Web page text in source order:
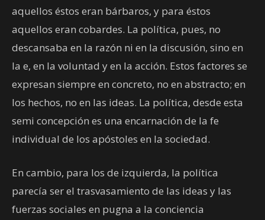
aquellos éstos eran bárbaros, y para éstos
aquellos eran cobardes. La política, pues, no
descansaba en la razón ni en la discusión, sino en
la e, en la voluntad y en la acción. Estos factores se
expresan siempre en concreto, no en abstracto; en
los hechos, no en las ideas. La política, desde esta
semi concepción es una encarnación de la fe
individual de los apóstoles en la sociedad.
En cambio, para los de izquierda, la política
parecía ser el trasvasamiento de las ideas y las
fuerzas sociales en pugna a la conciencia